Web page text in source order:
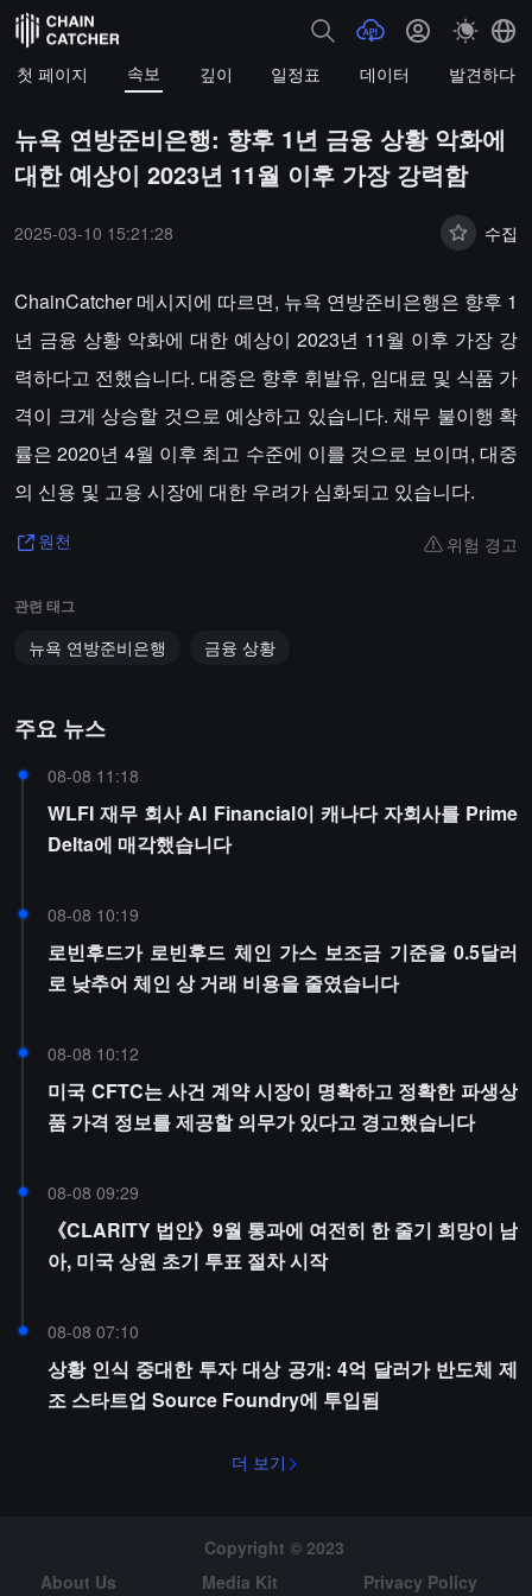
첫 페이지 속보 깊이 일정표 데이터 발견하다
뉴욕 연방준비은행: 향후 1년 금융 상황 악화에
대한 예상이 2023년 11월 이후 가장 강력함
2025-03-10 15:21:28 수집
ChainCatcher 메시지에 따르면, 뉴욕 연방준비은행은 향후 1
년 금융 상황 악화에 대한 예상이 2023년 11월 이후 가장 강
력하다고 전했습니다. 대중은 향후 휘발유, 임대료 및 식품 가
격이 크게 상승할 것으로 예상하고 있습니다. 채무 불이행 확
률은 2020년 4월 이후 최고 수준에 이를 것으로 보이며, 대중
의 신용 및 고용 시장에 대한 우려가 심화되고 있습니다.
원천 위험 경고
관련 태그
뉴욕 연방준비은행 금융 상황
주요 뉴스
08-08 11:18
WLFI 재무 회사 AI Financial이 캐나다 자회사를 Prime
Delta에 매각했습니다
08-08 10:19
로빈후드가 로빈후드 체인 가스 보조금 기준을 0.5달러
로 낮추어 체인 상 거래 비용을 줄였습니다
08-08 10:12
미국 CFTC는 사건 계약 시장이 명확하고 정확한 파생상
품 가격 정보를 제공할 의무가 있다고 경고했습니다
08-08 09:29
《CLARITY 법안》9월 통과에 여전히 한 줄기 희망이 남
아, 미국 상원 초기 투표 절차 시작
08-08 07:10
상황 인식 중대한 투자 대상 공개: 4억 달러가 반도체 제
조 스타트업 Source Foundry에 투입됨
더 보기
Copyright © 2023
About Us
Media Kit Privacy Policy